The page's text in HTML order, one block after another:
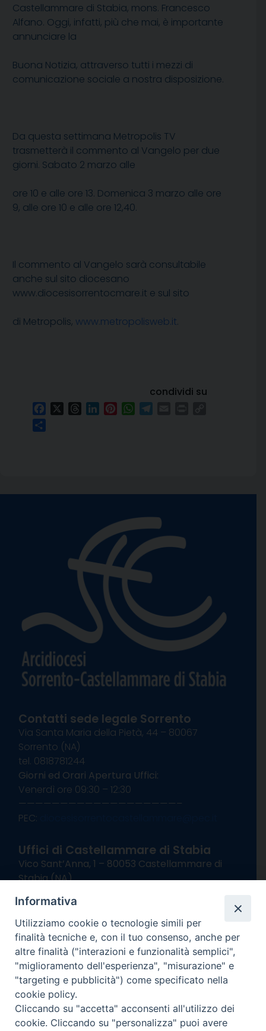
Castellammare di Stabia, mons. Francesco
Alfano. Oggi, infatti, più che mai, è importante
annunciare la
Buona Notizia, attraverso tutti i mezzi di
comunicazione sociale a nostra disposizione.
Da questa settimana Metropolis TV
trasmetterà il commento al Vangelo per due
giorni. Sabato 2 marzo alle
ore 10 e alle ore 13. Domenica 3 marzo alle ore
9, alle ore 10 e alle ore 12,40.
Il commento al Vangelo sarà consultabile
anche sul sito diocesano
www.diocesisorrentocmare.it e sul sito
di Metropolis, www.metropolisweb.it.
condividi su
FacebookThreadsLinkedInPinterestWhatsApp
Contatti sede legale Sorrento
Via Santa Maria della Pietà, 44 – 80067
Sorrento (NA)
tel. 0818781244
Giorni ed Orari Apertura Uffici:
Venerdì ore 09:30 – 12:30
———————————————————–
PEC:
Uffici di Castellammare di Stabia
Vico Sant’Anna, 1 – 80053 Castellammare di
Stabia (NA)
Giorni ed Orari Apertura Uffici:
Lunedì e Mercoledì ore 09:00 – 13:00
Uffici Matrimoni:
Lunedì e Mercoledì ore 09:30 – 12:30
seguici su
Channel
Informativa
Utilizziamo cookie o tecnologie simili per
finalità tecniche e, con il tuo consenso, anche per
altre finalità ("interazioni e funzionalità semplici",
"miglioramento dell'esperienza", "misurazione" e
"targeting e pubblicità") come specificato nella
cookie policy.
Cliccando su "accetta" acconsenti all'utilizzo dei
cookie. Cliccando su "personalizza" puoi avere